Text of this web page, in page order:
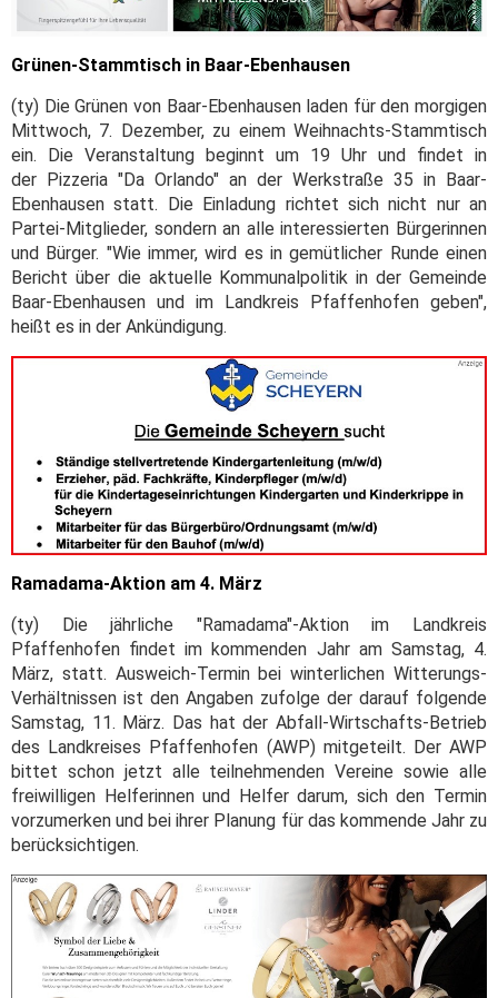
Grünen-Stammtisch in Baar-Ebenhausen
(ty) Die Grünen von Baar-Ebenhausen laden für den morgigen
Mittwoch, 7. Dezember, zu einem Weihnachts-Stammtisch
ein. Die Veranstaltung beginnt um 19 Uhr und findet in
der Pizzeria "Da Orlando" an der Werkstraße 35 in Baar-
Ebenhausen statt. Die Einladung richtet sich nicht nur an
Partei-Mitglieder, sondern an alle interessierten Bürgerinnen
und Bürger. "Wie immer, wird es in gemütlicher Runde einen
Bericht über die aktuelle Kommunalpolitik in der Gemeinde
Baar-Ebenhausen und im Landkreis Pfaffenhofen geben",
heißt es in der Ankündigung.
Ramadama-Aktion am 4. März
(ty) Die jährliche "Ramadama"-Aktion im Landkreis
Pfaffenhofen findet im kommenden Jahr am Samstag, 4.
März, statt. Ausweich-Termin bei winterlichen Witterungs-
Verhältnissen ist den Angaben zufolge der darauf folgende
Samstag, 11. März. Das hat der Abfall-Wirtschafts-Betrieb
des Landkreises Pfaffenhofen (AWP) mitgeteilt. Der AWP
bittet schon jetzt alle teilnehmenden Vereine sowie alle
freiwilligen Helferinnen und Helfer darum, sich den Termin
vorzumerken und bei ihrer Planung für das kommende Jahr zu
berücksichtigen.